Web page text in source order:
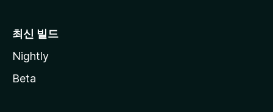
최신 빌드
Nightly
Beta